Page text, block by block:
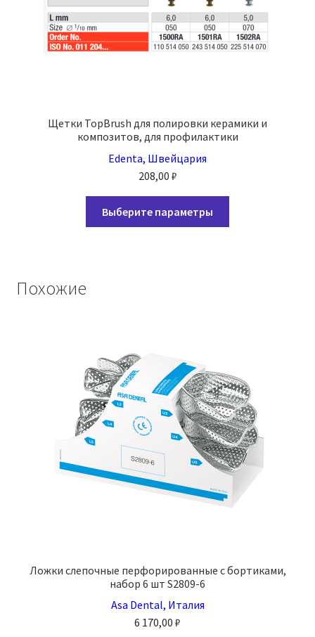
Щетки TopBrush для полировки керамики и
композитов, для профилактики
Edenta, Швейцария
208,00 ₽
Выберите параметры
товара.
Похожие
Ложки слепочные перфорированные с бортиками,
набор 6 шт S2809-6
Asa Dental, Италия
6 170,00 ₽